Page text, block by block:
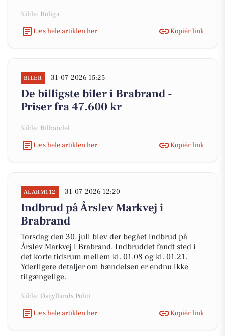
Kilde: Boliga
Læs hele artiklen her
Kopiér link
BILER 31-07-2026 15:25
De billigste biler i Brabrand -
Priser fra 47.600 kr
Kilde: Bilhandel
Læs hele artiklen her
Kopiér link
ALARM112 31-07-2026 12:20
Indbrud på Årslev Markvej i
Brabrand
Torsdag den 30. juli blev der begået indbrud på
Årslev Markvej i Brabrand. Indbruddet fandt sted i
det korte tidsrum mellem kl. 01.08 og kl. 01.21.
Yderligere detaljer om hændelsen er endnu ikke
tilgængelige.
Kilde: Østjyllands Politi
Læs hele artiklen her
Kopiér link